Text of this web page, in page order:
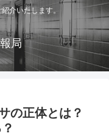
介いたします。
局
の正体とは？